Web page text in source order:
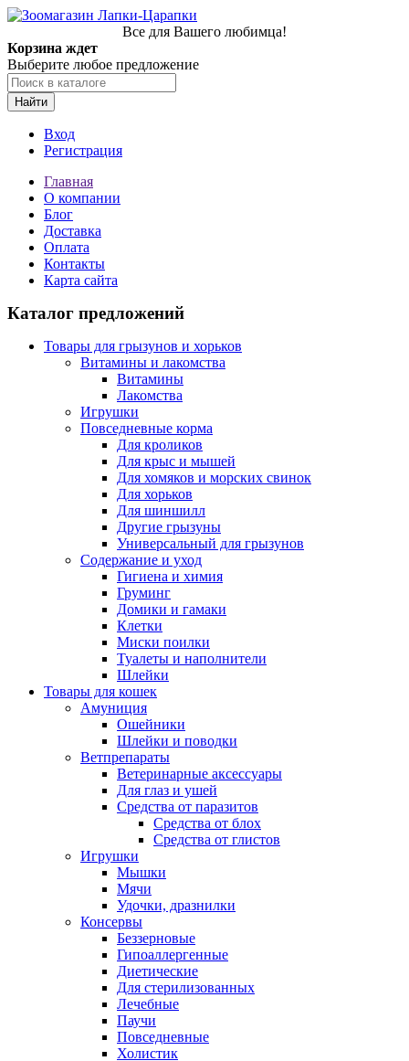
Все для Вашего любимца!
Корзина ждет
Выберите любое предложение
Найти
Вход
Регистрация
Главная
О компании
Блог
Доставка
Оплата
Контакты
Карта сайта
Каталог предложений
Товары для грызунов и хорьков
Витамины и лакомства
Витамины
Лакомства
Игрушки
Повседневные корма
Для кроликов
Для крыс и мышей
Для хомяков и морских свинок
Для хорьков
Для шиншилл
Другие грызуны
Универсальный для грызунов
Содержание и уход
Гигиена и химия
Груминг
Домики и гамаки
Клетки
Миски поилки
Туалеты и наполнители
Шлейки
Товары для кошек
Амуниция
Ошейники
Шлейки и поводки
Ветпрепараты
Ветеринарные аксессуары
Для глаз и ушей
Средства от паразитов
Средства от блох
Средства от глистов
Игрушки
Мышки
Мячи
Удочки, дразнилки
Консервы
Беззерновые
Гипоаллергенные
Диетические
Для стерилизованных
Лечебные
Паучи
Повседневные
Холистик